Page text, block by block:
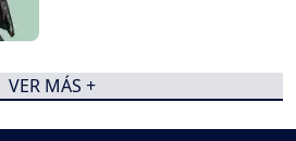
VER MÁS +